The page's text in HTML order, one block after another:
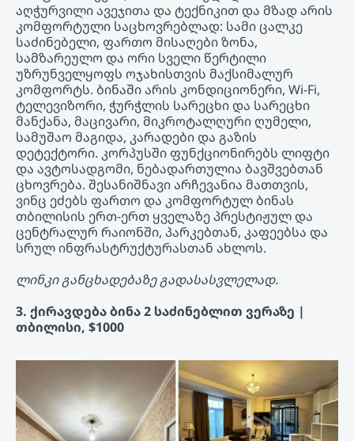
აღჭურვილი ავეჯითა და ტექნიკით და მზად არის
კომფორტული საცხოვრებლად: სამი ცალკე
საძინებელი, ფართო მისაღები ზონა,
სამზარეულო და ორი სველი წერტილი
უზრუნველყოფს ოჯახისთვის მაქსიმალურ
კომფორტს. ბინაში არის კონდიციონერი, Wi-Fi,
ტელევიზორი, ჭურჭლის სარეცხი და სარეცხი
მანქანა, მაცივარი, მიკროტალღური ღუმელი,
სამუშაო მაგიდა, კარადები და გაზის
დეტექტორი. კორპუსში ფუნქციონირებს ლიფტი
და ავტოსადგომი, ნებადართულია ბავშვებთან
ცხოვრება. შესანიშნავი არჩევანია მათთვის,
ვინც ეძებს ფართო და კომფორტულ ბინას
თბილისის ერთ-ერთ ყველაზე პრესტიჟულ და
ცენტრალურ რაიონში, პარკებთან, კაფეებსა და
სრულ ინფრასტრუქტურასთან ახლოს.
ლინკი განცხადებაზე გადასასვლელად.
3. ქირავდება ბინა 2 საძინებლით ვერაზე |
თბილისი, $1000